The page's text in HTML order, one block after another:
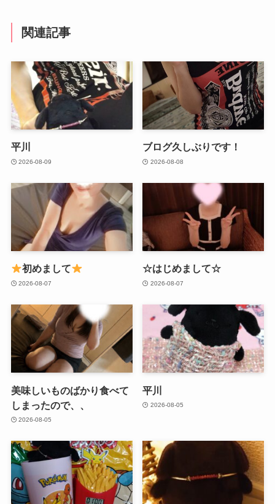
関連記事
平川
2026-08-09
ブログ久しぶりです！
2026-08-08
初めまして
2026-08-07
☆はじめまして☆
2026-08-07
美味しいものばかり食べて
しまったので、、
2026-08-05
平川
2026-08-05